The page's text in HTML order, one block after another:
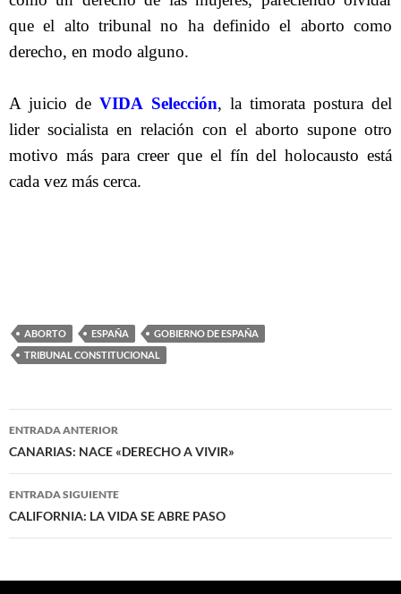
que el alto tribunal no ha definido el aborto como
derecho, en modo alguno.
A juicio deVIDA Selección, la timorata postura del
lider socialista en relación con el aborto supone otro
motivo más para creer que el fín del holocausto está
cada vez más cerca.
ABORTO ESPAÑA
GOBIERNO DE ESPAÑA
TRIBUNAL CONSTITUCIONAL
Navegación
de
entradas
ENTRADA ANTERIOR
CANARIAS: NACE «DERECHO A VIVIR»
ENTRADA SIGUIENTE
CALIFORNIA: LA VIDA SE ABRE PASO